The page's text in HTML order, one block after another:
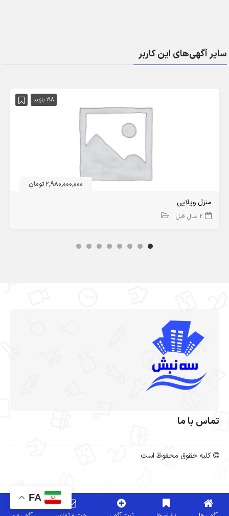
سایر آگهی‌های این کاربر
198 بازدید
2,980,000,000 تومان
منزل ویلایی
2 سال قبل
تماس با ما
کلیه حقوق محفوظ است
FA